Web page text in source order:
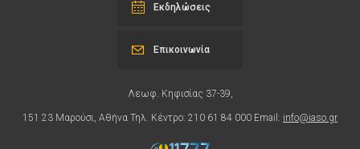
Εκδηλώσεις
Λεωφ. Κηφισίας 37-39,
151 23 Μαρούσι, Αθήνα Τηλ. Κέντρο: 210 61 84 000 Email: info@iaso.gr
Επικοινωνία